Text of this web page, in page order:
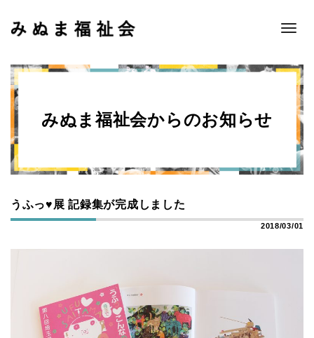
Toggle
みぬま福祉会からのお知らせ
うふっ♥展 記録集が完成しました
2018/03/01